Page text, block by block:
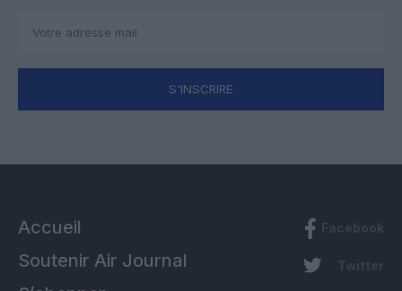
S'INSCRIRE
Accueil
Soutenir Air Journal